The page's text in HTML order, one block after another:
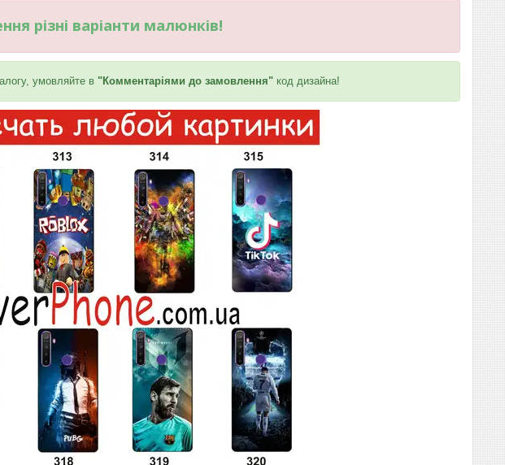
різні варіанти малюнків!
умовляйте в "Комментаріями до замовлення"код дизайна!